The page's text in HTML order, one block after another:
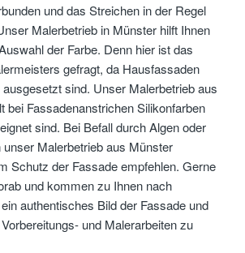
und das Streichen in der Regel
Malerbetrieb in Münster hilft Ihnen
der Farbe. Denn hier ist das
gefragt, da Hausfassaden
sind. Unser Malerbetrieb aus
bei Fassadenanstrichen Silikonfarben
sind. Bei Befall durch Algen oder
Malerbetrieb aus Münster
Schutz der Fassade empfehlen. Gerne
und kommen zu Ihnen nach
authentisches Bild der Fassade und
und Malerarbeiten zu